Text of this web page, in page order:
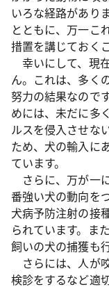
いろな経路があり
とともに、万一こ
措置を講じておく
幸いにして、現
ん。これは、多く
努力の結果なので
めには、未だに多
ルスを侵入させな
ため、犬の輸入に
ています。
さらに、万が一
番強い犬の動向を
犬病予防注射の接
られています。ま
飼いの犬の捕獲も
さらには、人が
検診をするなど適